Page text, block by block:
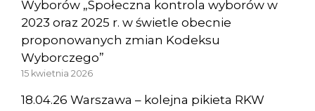
Wyborów „Społeczna kontrola wyborów w
2023 oraz 2025 r. w świetle obecnie
proponowanych zmian Kodeksu
Wyborczego”
15 kwietnia 2026
18.04.26 Warszawa – kolejna pikieta RKW